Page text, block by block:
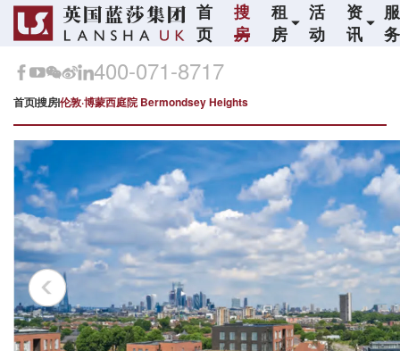
首
页
搜
房
租
房
活
动
资
讯
服
务
400-071-8717
首页搜房伦敦·博蒙西庭院 Bermondsey Heights